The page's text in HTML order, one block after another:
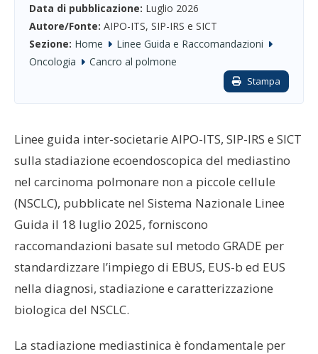
Data di pubblicazione: Luglio 2026
Autore/Fonte: AIPO-ITS, SIP-IRS e SICT
Sezione: Home
Linee Guida e Raccomandazioni
Oncologia
Cancro al polmone
Stampa
Linee guida inter-societarie AIPO-ITS, SIP-IRS e SICT
sulla stadiazione ecoendoscopica del mediastino
nel carcinoma polmonare non a piccole cellule
(NSCLC), pubblicate nel Sistema Nazionale Linee
Guida il 18 luglio 2025, forniscono
raccomandazioni basate sul metodo GRADE per
standardizzare l’impiego di EBUS, EUS-b ed EUS
nella diagnosi, stadiazione e caratterizzazione
biologica del NSCLC.
La stadiazione mediastinica è fondamentale per